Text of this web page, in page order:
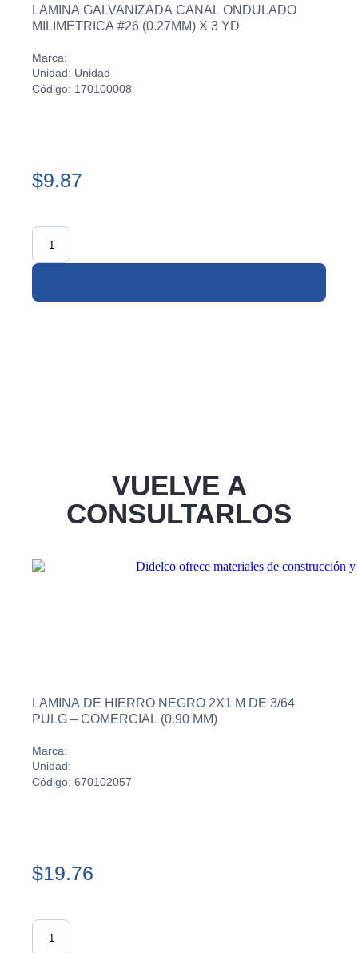
LAMINA GALVANIZADA CANAL ONDULADO
MILIMETRICA #26 (0.27MM) X 3 YD
Marca:
Unidad: Unidad
Código: 170100008
$9.87
VUELVE A
CONSULTARLOS
LAMINA DE HIERRO NEGRO 2X1 M DE 3/64
PULG – COMERCIAL (0.90 MM)
Marca:
Unidad:
Código: 670102057
$19.76